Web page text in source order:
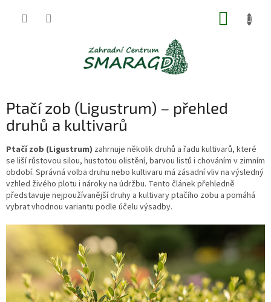
Ptačí zob (Ligustrum) – přehled
druhů a kultivarů
Ptačí zob (Ligustrum) zahrnuje několik druhů a řadu kultivarů, které
se liší růstovou silou, hustotou olistění, barvou listů i chováním v zimním
období. Správná volba druhu nebo kultivaru má zásadní vliv na výsledný
vzhled živého plotu i nároky na údržbu. Tento článek přehledně
představuje nejpoužívanější druhy a kultivary ptačího zobu a pomáhá
vybrat vhodnou variantu podle účelu výsadby.